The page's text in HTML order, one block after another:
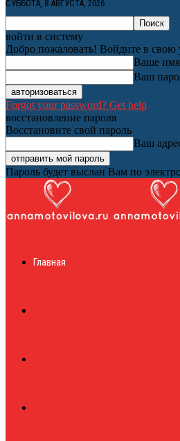
СУББОТА, 8 АВГУСТА, 2026
войти в систему
Добро пожаловать! Войдите в свою
Ваше имя
Ваш
Forgot your password? Get help
восстановление пароля
Восстановите свой пароль
Ваш
Пароль будет выслан Вам по
журналГлавная